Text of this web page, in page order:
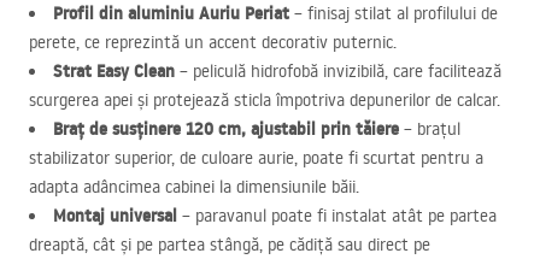
Profil din aluminiu Auriu Periat – finisaj stilat al profilului de
perete, ce reprezintă un accent decorativ puternic.
Strat Easy Clean – peliculă hidrofobă invizibilă, care facilitează
scurgerea apei și protejează sticla împotriva depunerilor de calcar.
Braț de susținere 120 cm, ajustabil prin tăiere – brațul
stabilizator superior, de culoare aurie, poate fi scurtat pentru a
adapta adâncimea cabinei la dimensiunile băii.
Montaj universal – paravanul poate fi instalat atât pe partea
dreaptă, cât și pe partea stângă, pe cădiță sau direct pe